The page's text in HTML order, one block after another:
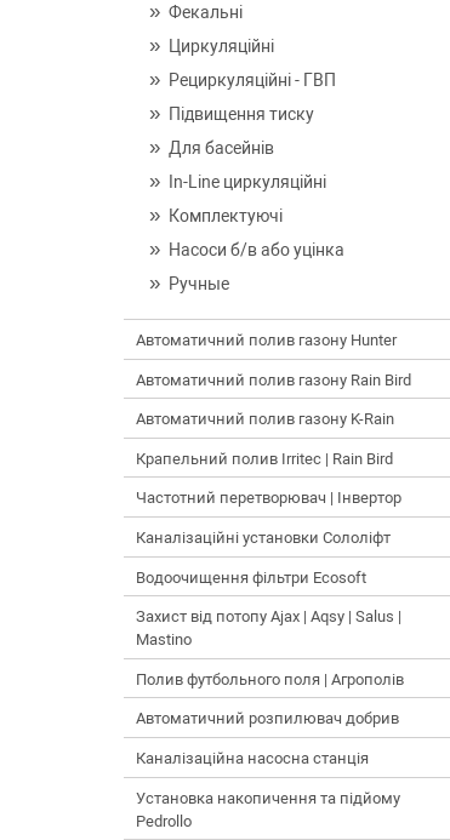
Фекальні
Циркуляційні
Рециркуляційні - ГВП
Підвищення тиску
Для басейнів
In-Line циркуляційні
Комплектуючі
Насоси б/в або уцінка
Ручные
Автоматичний полив газону Hunter
Автоматичний полив газону Rain Bird
Автоматичний полив газону K-Rain
Крапельний полив Irritec | Rain Bird
Частотний перетворювач | Інвертор
Каналізаційні установки Сололіфт
Водоочищення фільтри Ecosoft
Захист від потопу Ajax | Aqsy | Salus |
Mastino
Полив футбольного поля | Агрополів
Автоматичний розпилювач добрив
Каналізаційна насосна станція
Установка накопичення та підйому
Pedrollo